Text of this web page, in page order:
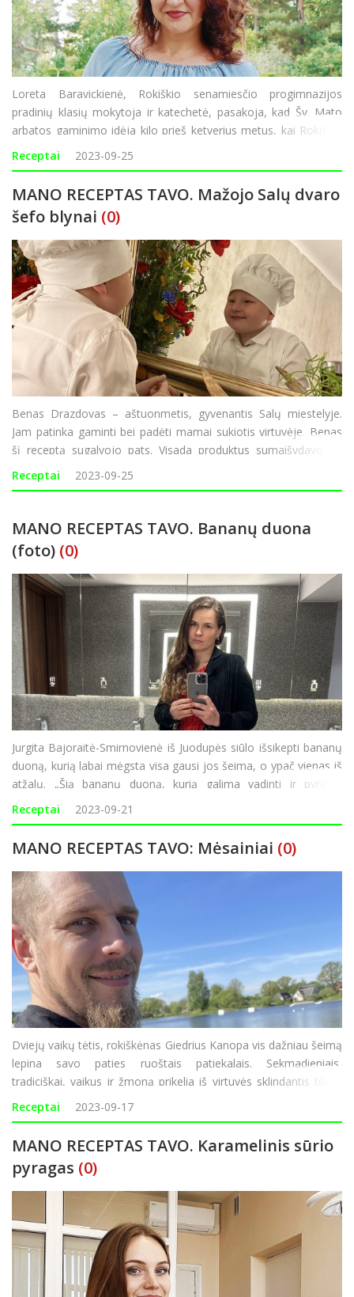
Loreta Baravickienė, Rokiškio senamiesčio progimnazijos
pradinių klasių mokytoja ir katechetė, pasakoja, kad Šv. Mato
arbatos gaminimo idėja kilo prieš ketverius metus, kai Rokiškio
Šv. apaštalo evangelisto Mato bažnyčios dekanas Eimantas
Novikas pasiūlė par
Receptai 2023-09-25
MANO RECEPTAS TAVO. Mažojo Salų dvaro
šefo blynai (0)
Benas Drazdovas – aštuonmetis, gyvenantis Salų miestelyje.
Jam patinka gaminti bei padėti mamai sukiotis virtuvėje. Benas
šį receptą sugalvojo pats. Visada produktus sumaišydavo „iš
akies”, tad „Rokiškio Sirenai“ paprašius mažoj
Receptai 2023-09-25
MANO RECEPTAS TAVO. Bananų duona
(foto) (0)
Jurgita Bajoraitė-Smirnovienė iš Juodupės siūlo išsikepti bananų
duoną, kurią labai mėgsta visa gausi jos šeima, o ypač vienas iš
atžalų. „Šią bananų duoną, kurią galima vadinti ir pyragu,
kepame labai dažnai, net keletą kartų per mėnesį. Jos receptą
radau i
Receptai 2023-09-21
MANO RECEPTAS TAVO: Mėsainiai (0)
Dviejų vaikų tėtis, rokiškėnas Giedrius Kanopa vis dažniau šeimą
lepina savo paties ruoštais patiekalais. Sekmadieniais,
tradiciškai, vaikus ir žmoną prikelia iš virtuvės sklindantis blynų
kvapas, kepsninėje dažnai „vartosi“ mėsos kepsniai ar daržovės.
Receptai 2023-09-17
MANO RECEPTAS TAVO. Karamelinis sūrio
pyragas (0)